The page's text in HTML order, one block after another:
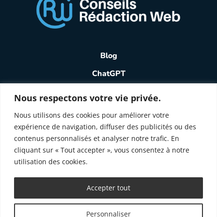
Nous respectons votre vie privée.
Nous utilisons des cookies pour améliorer votre
expérience de navigation, diffuser des publicités ou des
contenus personnalisés et analyser notre trafic. En
cliquant sur « Tout accepter », vous consentez à notre
utilisation des cookies.
Personnaliser
Accepter tout
Blog
ChatGPT
A propos
Mentions légales